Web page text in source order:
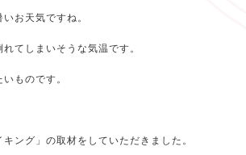
お天気ですね。
てしまいそうな気温です。
ものです。
ング」の取材をしていただきました。